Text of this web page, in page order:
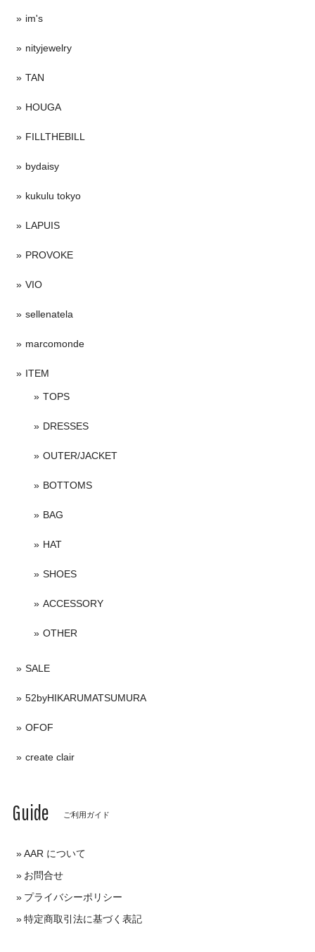
im's
nityjewelry
TAN
HOUGA
FILLTHEBILL
bydaisy
kukulu tokyo
LAPUIS
PROVOKE
VIO
sellenatela
marcomonde
ITEM
TOPS
DRESSES
OUTER/JACKET
BOTTOMS
BAG
HAT
SHOES
ACCESSORY
OTHER
SALE
52byHIKARUMATSUMURA
OFOF
create clair
Guide ご利用ガイド
AAR について
お問合せ
プライバシーポリシー
特定商取引法に基づく表記